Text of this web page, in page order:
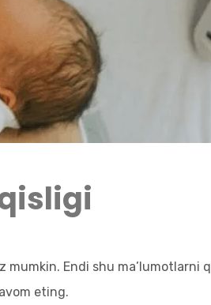
Endi shu ma’lumotlarni
eting.